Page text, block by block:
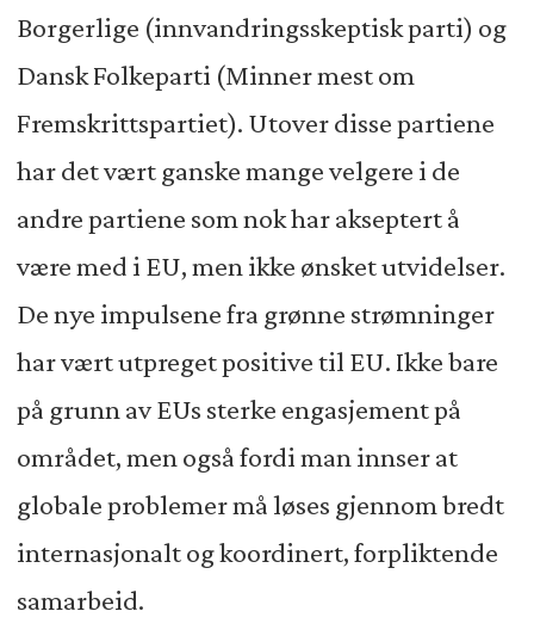
Borgerlige (innvandringsskeptisk parti) og
Dansk Folkeparti (Minner mest om
Fremskrittspartiet). Utover disse partiene
har det vært ganske mange velgere i de
andre partiene som nok har akseptert å
være med i EU, men ikke ønsket utvidelser.
De nye impulsene fra grønne strømninger
har vært utpreget positive til EU. Ikke bare
på grunn av EUs sterke engasjement på
området, men også fordi man innser at
globale problemer må løses gjennom bredt
internasjonalt og koordinert, forpliktende
samarbeid.